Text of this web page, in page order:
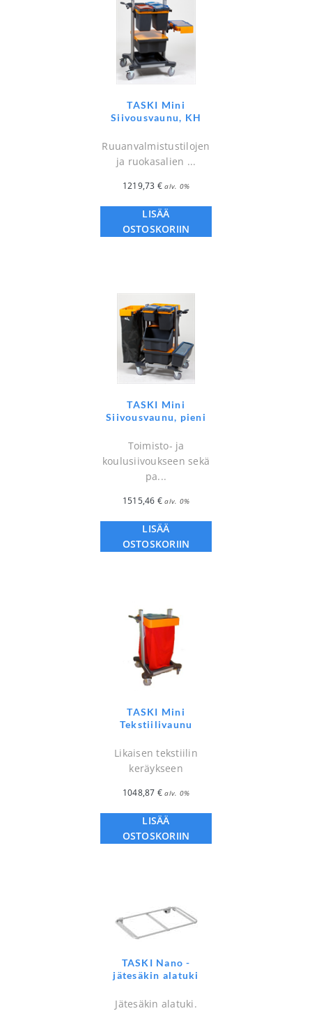
TASKI Mini
Siivousvaunu, KH
Ruuanvalmistustilojen
ja ruokasalien ...
1219,73 € alv. 0%
LISÄÄ
OSTOSKORIIN
TASKI Mini
Siivousvaunu, pieni
Toimisto- ja
koulusiivoukseen sekä
pa...
1515,46 € alv. 0%
LISÄÄ
OSTOSKORIIN
TASKI Mini
Tekstiilivaunu
Likaisen tekstiilin
keräykseen
1048,87 € alv. 0%
LISÄÄ
OSTOSKORIIN
TASKI Nano -
jätesäkin alatuki
Jätesäkin alatuki.